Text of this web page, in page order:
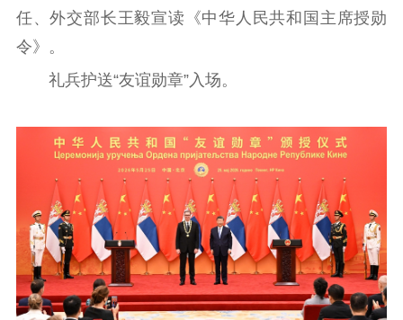
服务
责任编辑注册
业务申报系统
任、外交部长王毅宣读《中华人民共和国主席授勋
令》。
礼兵护送“友谊勋章”入场。